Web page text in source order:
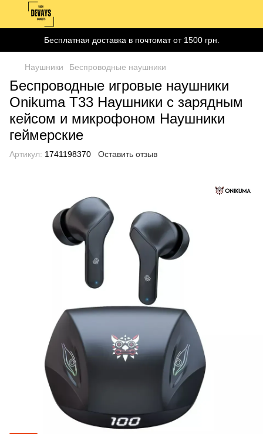
Бесплатная доставка в почтомат от 1500 грн.
Наушники Беспроводные наушники
Беспроводные игровые наушники
Onikuma T33 Наушники с зарядным
кейсом и микрофоном Наушники
геймерские
Артикул: 1741198370 Оставить отзыв